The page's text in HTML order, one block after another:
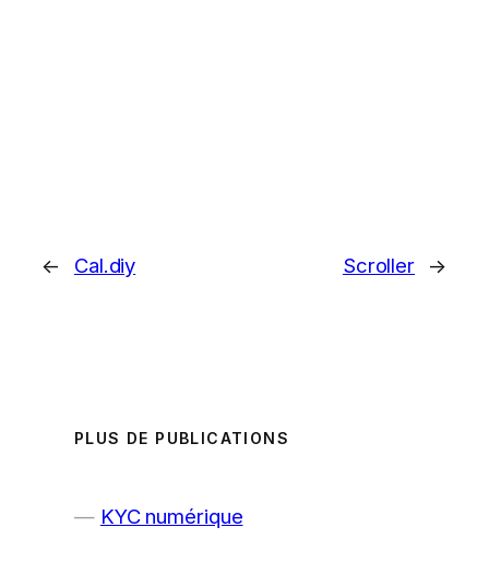
← Cal.diy Scroller →
PLUS DE PUBLICATIONS
KYC numérique